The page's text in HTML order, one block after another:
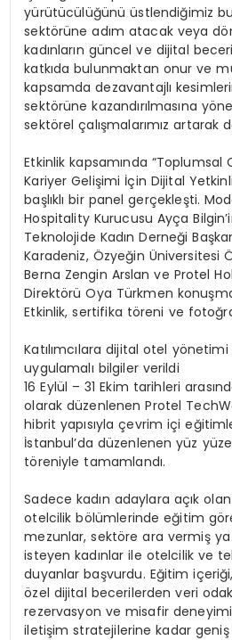
yürütücülüğünü üstlendiğimiz
sektörüne adım atacak veya
kadınların güncel ve dijital
katkıda bulunmaktan onur ve
kapsamda dezavantajlı
sektörüne kazandırılmasına
sektörel çalışmalarımız artarak
Etkinlik kapsamında “Toplumsal
Kariyer Gelişimi İçin Dijital
başlıklı bir panel gerçekleşti.
Hospitality Kurucusu Ayça
Teknolojide Kadın Derneği
Karadeniz, Özyeğin Üniversitesi
Berna Zengin Arslan ve Protel
Direktörü Oya Türkmen
Etkinlik, sertifika töreni ve
Katılımcılara dijital otel
uygulamalı bilgiler verildi
16 Eylül – 31 Ekim tarihleri
olarak düzenlenen Protel
hibrit yapısıyla çevrim içi
İstanbul’da düzenlenen yüz
töreniyle tamamlandı.
Sadece kadın adaylara açık
otelcilik bölümlerinde eğitim
mezunlar, sektöre ara vermiş
isteyen kadınlar ile otelcilik ve
duyanlar başvurdu. Eğitim
özel dijital becerilerden veri
rezervasyon ve misafir
iletişim stratejilerine kadar geniş